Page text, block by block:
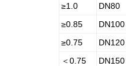
≥1.0
DN80
≥0.85
DN100
≥0.75
DN120
＜0.75
DN150